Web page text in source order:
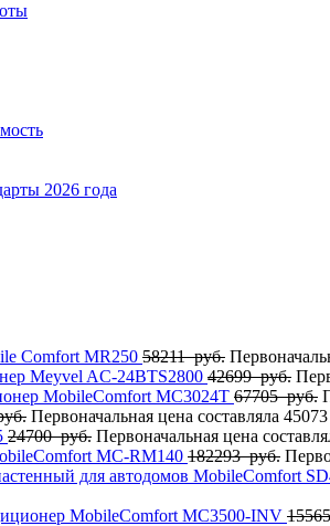
2026 года
Comfort МR250 58211руб.
Meyvel AC-24BTS2800 42699руб.
MobileComfort MC3024T 67705руб.
Первоначальная цена составляла
24700руб. Первоначальная цена
MC-RM140 182293руб.
для автодомов MobileComfort
MobileComfort MC3500-INV